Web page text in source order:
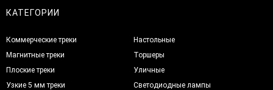
КАТЕГОРИИ
Коммерческие треки
Магнитные треки
Плоские треки
Узкие 5 мм треки
Настольные
Торшеры
Уличные
Светодиодные лампы